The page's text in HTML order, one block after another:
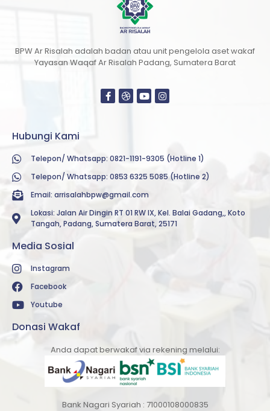
BPW Ar Risalah adalah badan atau unit pengelola aset wakaf
Yayasan Waqaf Ar Risalah Padang, Sumatera Barat
Hubungi Kami
Telepon/ Whatsapp: 0821-1191-9305 (Hotline 1)
Telepon/ Whatsapp: 0853 6325 5085 (Hotline 2)
Email: arrisalahbpw@gmail.com
Lokasi: Jalan Air Dingin RT 01 RW IX, Kel. Balai Gadang,, Koto
Tangah, Padang, Sumatera Barat, 25171
Media Sosial
Instagram
Facebook
Youtube
Donasi Wakaf
Anda dapat berwakaf via rekening melalui:
Bank Nagari Syariah : 71000108000835